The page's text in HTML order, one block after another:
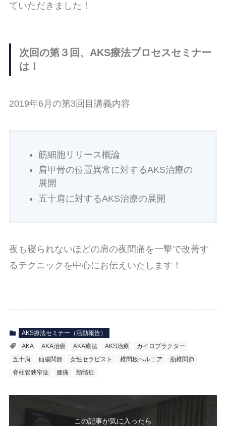
ていただきました！
次回の第３回、AKS療法プロセスセミナー
は！
2019年6月の第3回目講義内容
筋細胞リリース概論
肩甲骨の位置異常に対するAKS治療の
展開
五十肩に対するAKS治療の展開
夜も寝られないほどの肩の夜間痛を一撃で改善す
るテクニックを中心にお伝えいたします！
AKS療法セミナー（活動報告）
AKA
AKA治療 AKA療法 AKS治療
カイロプラクター
五十肩
仙腸関節 女性セラピスト 椎間板ヘルニア
肋椎関節
脊柱管狭窄症
腰痛 頸髄症
この記事が気に入ったら